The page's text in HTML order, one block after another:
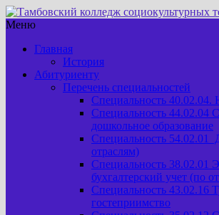
Меню
Главная
История
Абитуриенту
Перечень специальностей
Специальность
Специальность 44.02.04
дошкольное образование
Специальность 54.02.01
отраслям)
Специальность 38.02.01
бухгалтерский учет (по
Специальность 43.02.16
гостеприимство